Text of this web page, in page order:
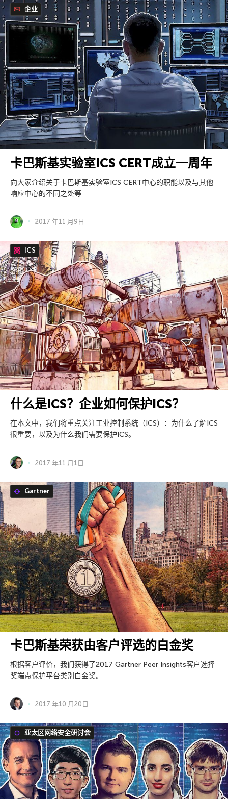
企业
卡巴斯基实验室ICS CERT成立一周年
向大家介绍关于卡巴斯基实验室ICS CERT中心的职能以及与其他
响应中心的不同之处等
2017 年11 月9日
ICS
什么是ICS？企业如何保护ICS？
在本文中，我们将重点关注工业控制系统（ICS）：为什么了解ICS
很重要，以及为什么我们需要保护ICS。
2017 年11 月1日
Gartner
卡巴斯基荣获由客户评选的白金奖
根据客户评价，我们获得了2017 Gartner Peer Insights客户选择
奖端点保护平台类别白金奖。
2017 年10 月20日
亚太区网络安全研讨会